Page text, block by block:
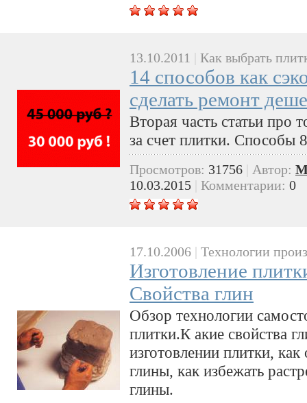
13.10.2011 Как выбрать
14 способов как
сделать ремонт
Вторая часть статьи про
за счет плитки. Способы
Просмотров: 31756 Автор:
10.03.2015
Комментарии: 0
17.10.2006 | Технологии
Изготовление
Свойства глин
Обзор технологии
плитки.К акие свойства
изготовлении плитки, как
глины, как избежать
глины.